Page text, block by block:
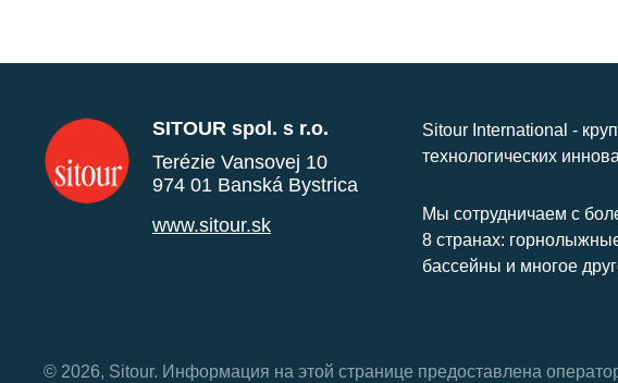
SITOUR spol. s r.o.
Terézie Vansovej 10
974 01 Banská Bystrica
www.sitour.sk
Sitour International -
технологических
Мы сотрудничаем с
8 странах:
бассейны и многое
© 2026, Sitour. Информация на этой странице предоставлена